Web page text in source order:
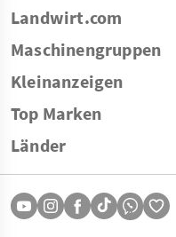
Landwirt.com
Maschinengruppen
Kleinanzeigen
Top Marken
Länder